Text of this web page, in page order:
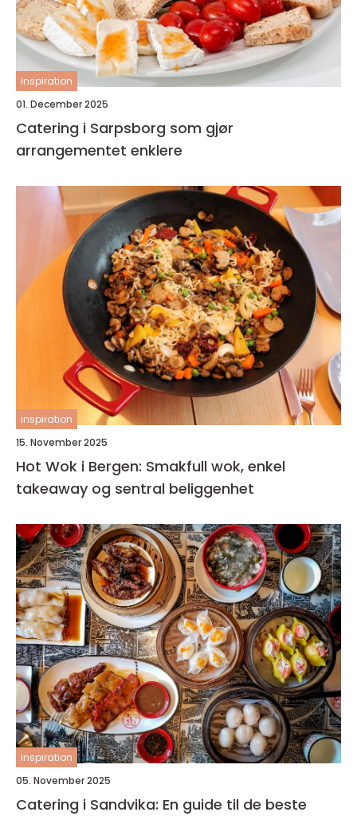
inspiration
01. December 2025
Catering i Sarpsborg som gjør
arrangementet enklere
inspiration
15. November 2025
Hot Wok i Bergen: Smakfull wok, enkel
takeaway og sentral beliggenhet
inspiration
05. November 2025
Catering i Sandvika: En guide til de beste